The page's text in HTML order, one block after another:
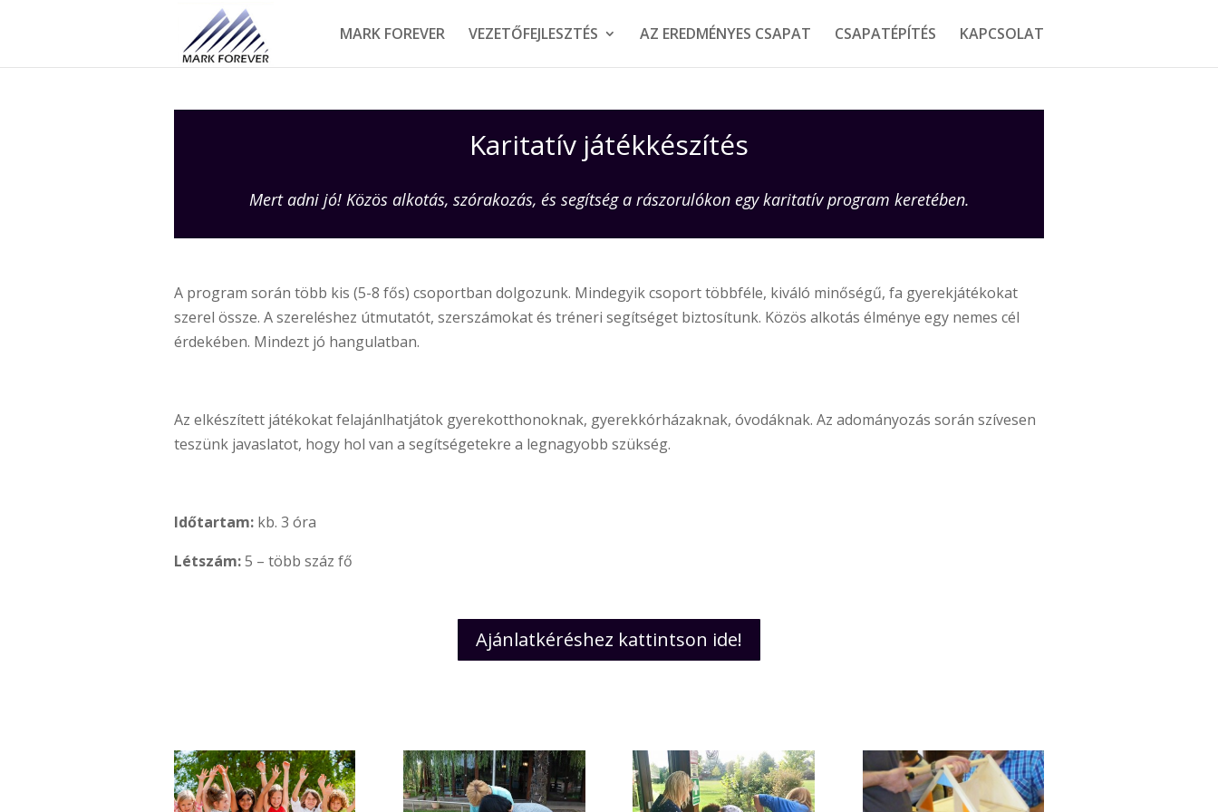
MARK FOREVER VEZETŐFEJLESZTÉS AZ EREDMÉNYES CSAPAT CSAPATÉPÍTÉS KAPCSOLAT
Karitatív játékkészítés
Mert adni jó! Közös alkotás, szórakozás, és segítség a rászorulókon egy karitatív program keretében.
A program során több kis (5-8 fős) csoportban dolgozunk. Mindegyik csoport többféle, kiváló minőségű, fa gyerekjátékokat
szerel össze. A szereléshez útmutatót, szerszámokat és tréneri segítséget biztosítunk. Közös alkotás élménye egy nemes cél
érdekében. Mindezt jó hangulatban.
Az elkészített játékokat felajánlhatjátok gyerekotthonoknak, gyerekkórházaknak, óvodáknak. Az adományozás során szívesen
teszünk javaslatot, hogy hol van a segítségetekre a legnagyobb szükség.
Időtartam: kb. 3 óra
Létszám:5 – több száz fő
Ajánlatkéréshez kattintson ide!